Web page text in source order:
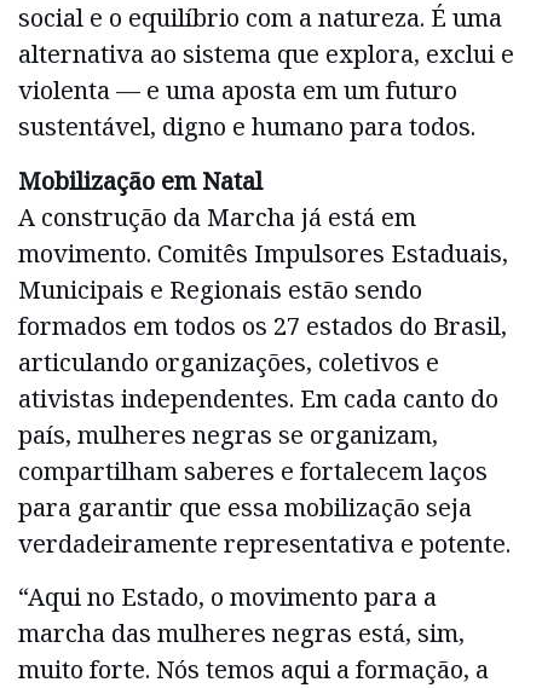
social e o equilíbrio com a natureza. É uma
alternativa ao sistema que explora, exclui e
violenta — e uma aposta em um futuro
sustentável, digno e humano para todos.
Mobilização em Natal
A construção da Marcha já está em
movimento. Comitês Impulsores Estaduais,
Municipais e Regionais estão sendo
formados em todos os 27 estados do Brasil,
articulando organizações, coletivos e
ativistas independentes. Em cada canto do
país, mulheres negras se organizam,
compartilham saberes e fortalecem laços
para garantir que essa mobilização seja
verdadeiramente representativa e potente.
“Aqui no Estado, o movimento para a
marcha das mulheres negras está, sim,
muito forte. Nós temos aqui a formação, a